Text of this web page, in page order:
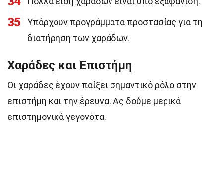
35
Υπάρχουν προγράμματα προστασίας για τη
διατήρηση των χαράδων.
Χαράδες και Επιστήμη
Οι χαράδες έχουν παίξει σημαντικό ρόλο στην
επιστήμη και την έρευνα. Ας δούμε μερικά
επιστημονικά γεγονότα.